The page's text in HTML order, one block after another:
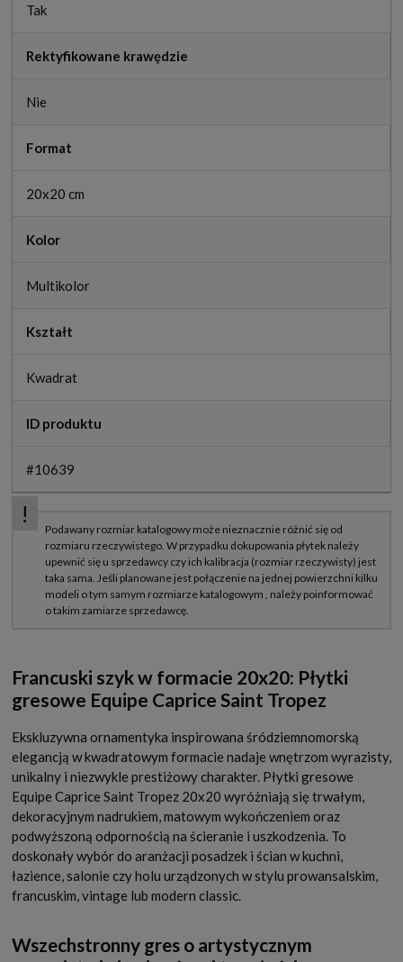
Tak
Rektyfikowane krawędzie
Nie
Format
20x20 cm
Kolor
Multikolor
Kształt
Kwadrat
ID produktu
#10639
Francuski szyk w formacie 20x20: Płytki
gresowe Equipe Caprice Saint Tropez
Ekskluzywna ornamentyka inspirowana śródziemnomorską
elegancją w kwadratowym formacie nadaje wnętrzom wyrazisty,
unikalny i niezwykle prestiżowy charakter. Płytki gresowe
Equipe Caprice Saint Tropez 20x20 wyróżniają się trwałym,
dekoracyjnym nadrukiem, matowym wykończeniem oraz
podwyższoną odpornością na ścieranie i uszkodzenia. To
doskonały wybór do aranżacji posadzek i ścian w kuchni,
łazience, salonie czy holu urządzonych w stylu prowansalskim,
francuskim, vintage lub modern classic.
Wszechstronny gres o artystycznym